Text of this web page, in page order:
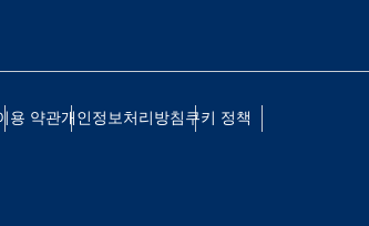
용 약관개인정보처리방침쿠키 정책
Português